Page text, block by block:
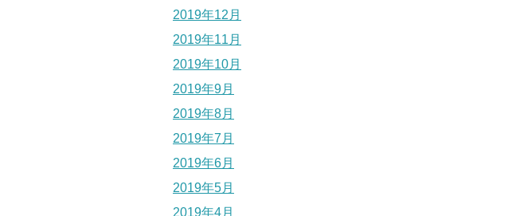
2019年12月
2019年11月
2019年10月
2019年9月
2019年8月
2019年7月
2019年6月
2019年5月
2019年4月